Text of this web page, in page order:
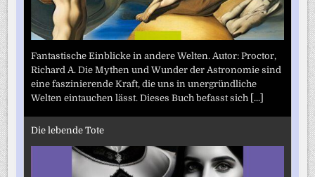
Fantastische Einblicke in andere Welten. Autor: Proctor,
Richard A. Die Mythen und Wunder der Astronomie sind
eine faszinierende Kraft, die uns in unergründliche
Welten eintauchen lässt. Dieses Buch befasst sich [...]
Die lebende Tote